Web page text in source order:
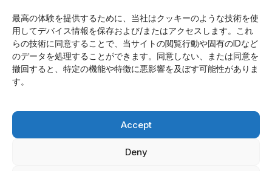
最高の体験を提供するために、当社はクッキーのような技術を使
用してデバイス情報を保存および/またはアクセスします。これ
らの技術に同意することで、当サイトの閲覧行動や固有のIDなど
のデータを処理することができます。同意しない、または同意を
撤回すると、特定の機能や特徴に悪影響を及ぼす可能性がありま
す。
Accept
Deny
Access
プライバシーポリシー
Contact
Topics
中国自動車業界情報